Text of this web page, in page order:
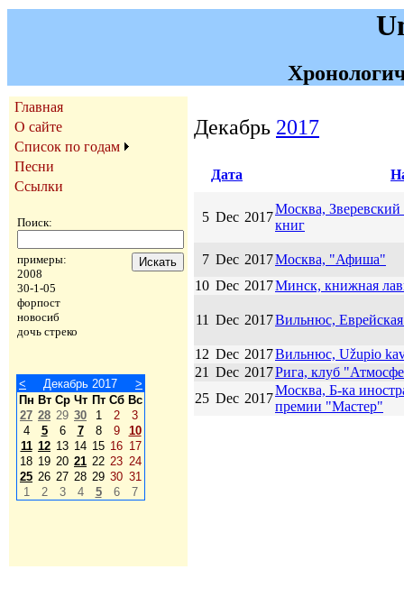
Главная
О сайте
Список по годам
Песни
Ссылки
Поиск:
примеры:
2008
30-1-05
форпост
новосиб
дочь стреко
< Декабрь 2017
>
Пн Вт Ср Чт Пт Сб Вс
27 28 29 30 1 2
3
4
5 6 7 8 9
10
11 12 13 14 15 16 17
18 19 20 21 22 23 24
25 26 27 28 29 30 31
1
2 3 4 5 6 7
Декабрь 2017
Дата
5 Dec 2017
Москва, Зверевский
книг
7 Dec 2017Москва, "Афиша"
10 Dec 2017Минск, книжная
11 Dec 2017Вильнюс,
12 Dec 2017Вильнюс, Užupio
21 Dec 2017Рига, клуб
25 Dec 2017
Москва, Б-ка
премии "Мастер"